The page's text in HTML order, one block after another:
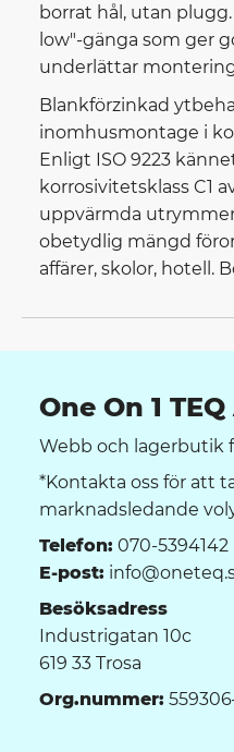
borrat hål, utan
low"-gänga som ger
underlättar
Blankförzinkad
inomhusmontage i
Enligt ISO 9223
korrosivitetsklass C1
uppvärmda
obetydlig mängd
affärer, skolor, hotell.
One On 1 TEQ
Webb och lagerbutik
*Kontakta oss för att
marknadsledande
Telefon: 070-5394142
E-post:
Besöksadress
Industrigatan 10c
619 33 Trosa
Org.nummer: